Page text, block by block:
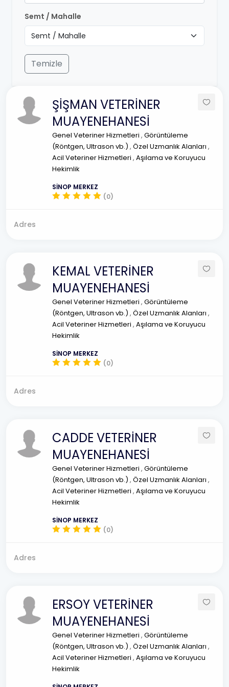
Semt / Mahalle
Temizle
ŞİŞMAN VETERİNER
MUAYENEHANESİ
Genel Veteriner Hizmetleri , Görüntüleme
(Röntgen, Ultrason vb.) , Özel Uzmanlık Alanları ,
Acil Veteriner Hizmetleri , Aşılama ve Koruyucu
Hekimlik
SİNOP MERKEZ
(0)
Adres
KEMAL VETERİNER
MUAYENEHANESİ
Genel Veteriner Hizmetleri , Görüntüleme
(Röntgen, Ultrason vb.) , Özel Uzmanlık Alanları ,
Acil Veteriner Hizmetleri , Aşılama ve Koruyucu
Hekimlik
SİNOP MERKEZ
(0)
Adres
CADDE VETERİNER
MUAYENEHANESİ
Genel Veteriner Hizmetleri , Görüntüleme
(Röntgen, Ultrason vb.) , Özel Uzmanlık Alanları ,
Acil Veteriner Hizmetleri , Aşılama ve Koruyucu
Hekimlik
SİNOP MERKEZ
(0)
Adres
ERSOY VETERİNER
MUAYENEHANESİ
Genel Veteriner Hizmetleri , Görüntüleme
(Röntgen, Ultrason vb.) , Özel Uzmanlık Alanları ,
Acil Veteriner Hizmetleri , Aşılama ve Koruyucu
Hekimlik